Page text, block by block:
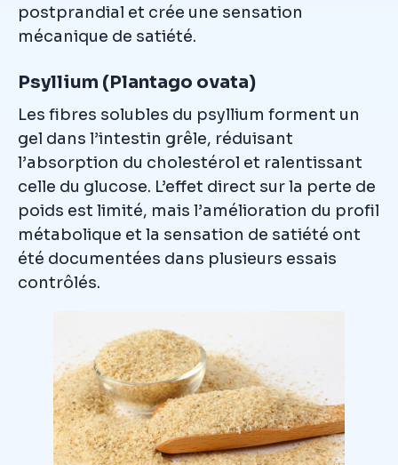
postprandial et crée une sensation
mécanique de satiété.
Psyllium (Plantago ovata)
Les fibres solubles du psyllium forment un
gel dans l’intestin grêle, réduisant
l’absorption du cholestérol et ralentissant
celle du glucose. L’effet direct sur la perte de
poids est limité, mais l’amélioration du profil
métabolique et la sensation de satiété ont
été documentées dans plusieurs essais
contrôlés.